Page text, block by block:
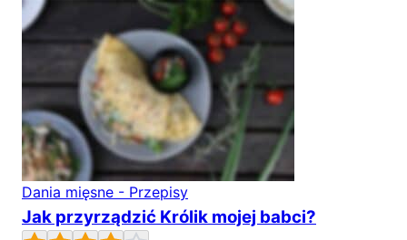
Dania mięsne - Przepisy
Jak przyrządzić Królik mojej babci?